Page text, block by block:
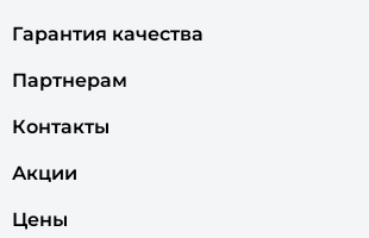
Гарантия качества
Партнерам
Контакты
Акции
Цены